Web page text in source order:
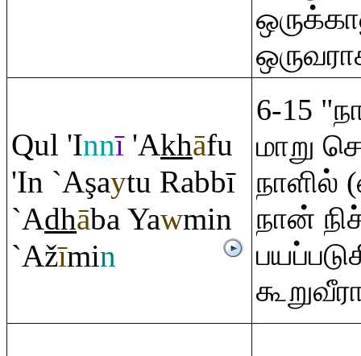
Qul 'Innī'Akhāfu
'In `Aşaytu Rabbī
`Adhāba Yawmin
`Ažīmin
6-15
மாறு
நாளில்
நான்